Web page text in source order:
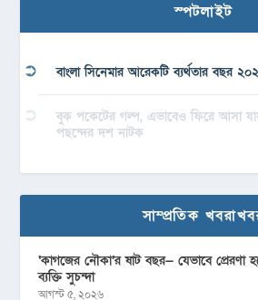
স্পটলাইট
বাংলা সিনেমার আরেকটি ব্যর্থতার বছর
বুক পকেটের গল্প, এভাবেও ফিরে আসা
পছন্দের দশ নাটক
সাম্প্রতিক
‘কাগজের নৌকা’র ষাট বছর— যেভাবে প্রেরণা
ব্যক্তি সুচন্দা
আগস্ট ৫, ২০২৬